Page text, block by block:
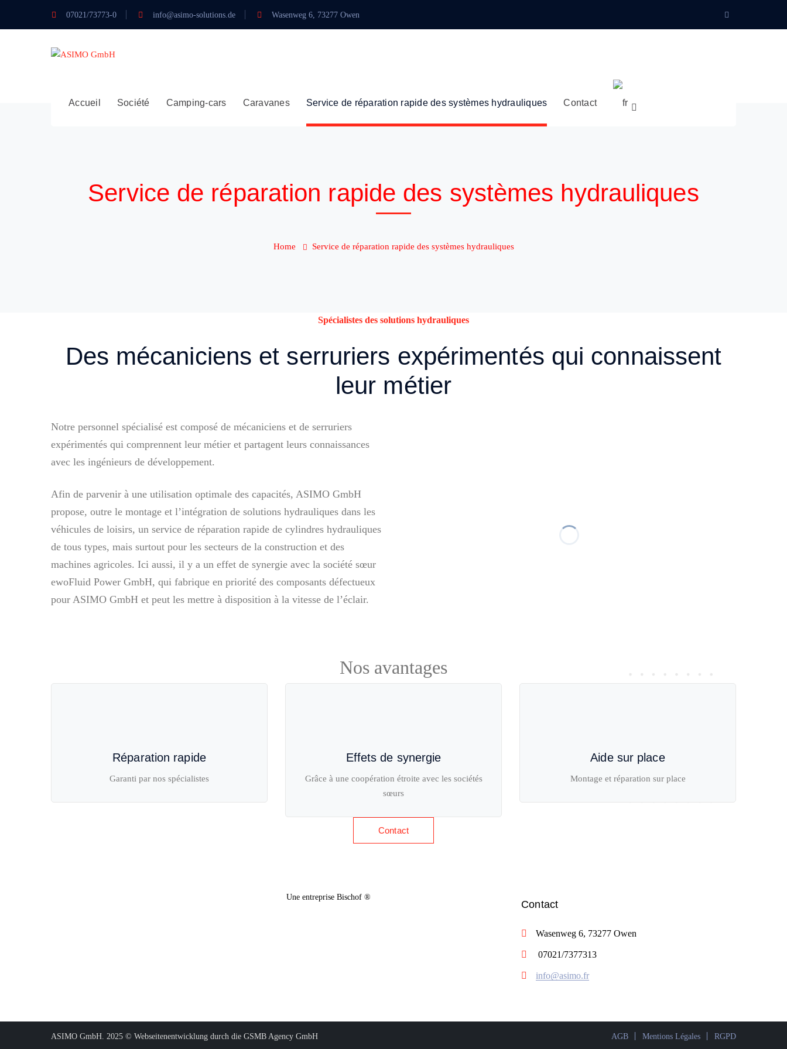
07021/73773-0 info@asimo-solutions.de Wasenweg 6, 73277 Owen
Profile
Accueil Société Camping-cars Caravanes Service de réparation rapide des systèmes hydrauliques Contact
Service de réparation rapide des systèmes hydrauliques
Home Service de réparation rapide des systèmes hydrauliques
Spécialistes des solutions hydrauliques
Des mécaniciens et serruriers expérimentés qui connaissent
leur métier
Notre personnel spécialisé est composé de mécaniciens et de serruriers
expérimentés qui comprennent leur métier et partagent leurs connaissances
avec les ingénieurs de développement.
Afin de parvenir à une utilisation optimale des capacités, ASIMO GmbH
propose, outre le montage et l’intégration de solutions hydrauliques dans les
véhicules de loisirs, un service de réparation rapide de cylindres hydrauliques
de tous types, mais surtout pour les secteurs de la construction et des
machines agricoles. Ici aussi, il y a un effet de synergie avec la société sœur
ewoFluid Power GmbH, qui fabrique en priorité des composants défectueux
pour ASIMO GmbH et peut les mettre à disposition à la vitesse de l’éclair.
Nos avantages
Réparation rapide
Garanti par nos spécialistes
Effets de synergie
Grâce à une coopération étroite avec les sociétés
sœurs
Aide sur place
Montage et réparation sur place
Contact
Une entreprise Bischof ®
Contact
Wasenweg 6, 73277 Owen
07021/7377313
info@asimo.fr
ASIMO GmbH. 2025 © Webseitenentwicklung durch die GSMB Agency GmbH AGB Mentions Légales RGPD